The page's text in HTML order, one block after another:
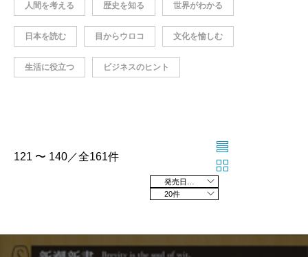
人間を考える 歴史を知る 世界がわかる
日本を読む 目からウロコ 文化を愉しむ
生活に役立つ ビジネスのヒント
121 〜 140／全161件
20件